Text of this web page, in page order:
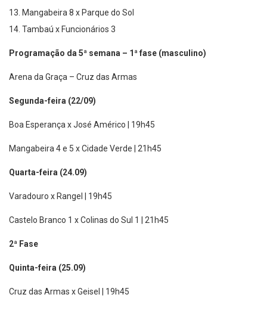
13. Mangabeira 8 x Parque do Sol
14. Tambaú x Funcionários 3
Programação da 5ª semana – 1ª fase (masculino)
Arena da Graça – Cruz das Armas
Segunda-feira (22/09)
Boa Esperança x José Américo | 19h45
Mangabeira 4 e 5 x Cidade Verde | 21h45
Quarta-feira (24.09)
Varadouro x Rangel | 19h45
Castelo Branco 1 x Colinas do Sul 1 | 21h45
2ª Fase
Quinta-feira (25.09)
Cruz das Armas x Geisel | 19h45